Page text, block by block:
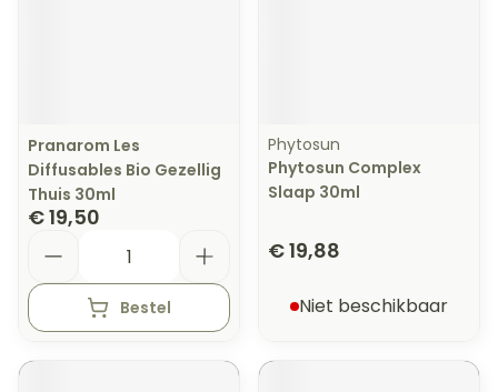
Pranarom Les
Diffusables Bio Gezellig
Thuis 30ml
€ 19,50
Bestel
Phytosun
Phytosun Complex
Slaap 30ml
€ 19,88
Niet beschikbaar